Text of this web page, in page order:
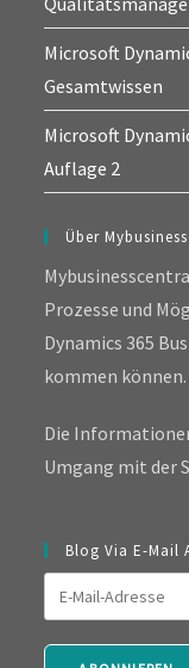
Microsoft
Gesamtwissen
Microsoft
Auflage 2
Über
Prozesse und
Dynamics 365
kommen können.
Die
Umgang mit der
Blog Via E-Mail
Mail-
Adresse